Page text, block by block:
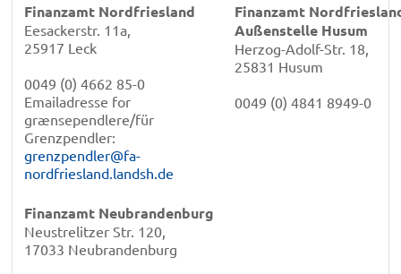
Finanzamt Nordfriesland
Eesackerstr. 11a,
25917 Leck
0049 (0) 4662 85-0
Emailadresse for
grænsependlere/für
Grenzpendler:
grenzpendler@fa-
nordfriesland.landsh.de
Finanzamt
Außenstelle Husum
Herzog-Adolf-Str. 18,
25831 Husum
0049 (0) 4841 8949-0
Finanzamt Neubrandenburg
Neustrelitzer Str. 120,
17033 Neubrandenburg